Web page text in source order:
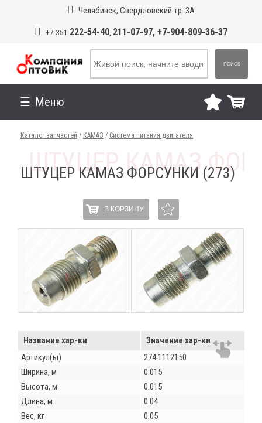
Челябинск, Свердловский тр. 3А
+7 351 222-54-40, 211-07-97, +7-904-809-36-37
ПОИСК
Меню
Каталог запчастей / КАМАЗ / Система питания двигателя
ШТУЦЕР КАМАЗ ФОРСУНКИ (273)
В КОРЗИНУ
Название хар-ки
Значение хар-ки
Артикул(ы)
274.1112150
Ширина, м
0.015
Высота, м
0.015
Длина, м
0.04
Вес, кг
0.05